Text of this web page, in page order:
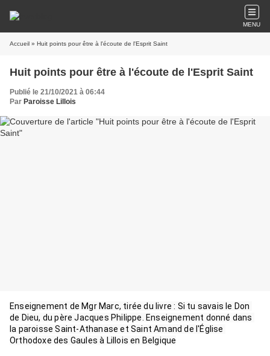
MENU
Accueil » Huit points pour être à l'écoute de l'Esprit Saint
Huit points pour être à l'écoute de l'Esprit Saint
Publié le 21/10/2021 à 06:44
Par Paroisse Lillois
Enseignement de Mgr Marc, tirée du livre : Si tu savais le Don
de Dieu, du père Jacques Philippe. Enseignement donné dans
la paroisse Saint-Athanase et Saint Amand de l'Église
Orthodoxe des Gaules à Lillois en Belgique